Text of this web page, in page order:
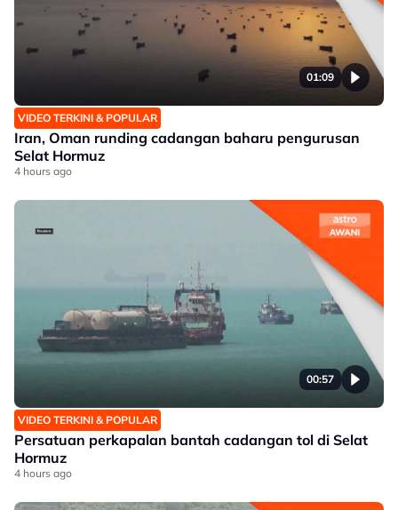
01:09
VIDEO TERKINI & POPULAR
Iran, Oman runding cadangan baharu pengurusan
Selat Hormuz
4 hours ago
00:57
VIDEO TERKINI & POPULAR
Persatuan perkapalan bantah cadangan tol di Selat
Hormuz
4 hours ago